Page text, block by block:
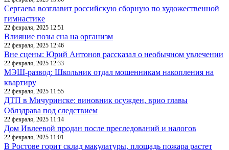
Сергаева возглавит российскую сборную по художественной
гимнастике
22 февраля, 2025 12:51
Влияние позы сна на организм
22 февраля, 2025 12:46
Вне сцены: Юрий Антонов рассказал о необычном увлечении
22 февраля, 2025 12:33
МЭШ-развод: Школьник отдал мошенникам накопления на
квартиру
22 февраля, 2025 11:55
ДТП в Мичуринске: виновник осужден, врио главы
Облздрава под следствием
22 февраля, 2025 11:14
Дом Ивлеевой продан после преследований и налогов
22 февраля, 2025 11:01
В Ростове горит склад макулатуры, площадь пожара растет